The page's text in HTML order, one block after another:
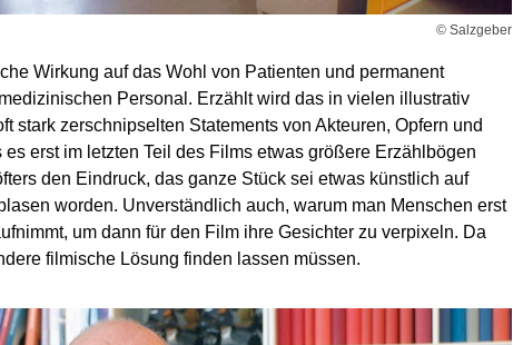
© Salzgeber
Wirkung auf das Wohl von Patienten und permanent
Personal. Erzählt wird das in vielen illustrativ
stark zerschnipselten Statements von Akteuren, Opfern und
es erst im letzten Teil des Films etwas größere Erzählbögen
den Eindruck, das ganze Stück sei etwas künstlich auf
worden. Unverständlich auch, warum man Menschen erst
um dann für den Film ihre Gesichter zu verpixeln. Da
filmische Lösung finden lassen müssen.